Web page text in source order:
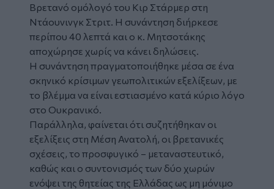
Βρετανό ομόλογό του Κιρ Στάρμερ στη
Ντάουνινγκ Στριτ. Η συνάντηση διήρκεσε
περίπου 40 λεπτά και ο κ. Μητσοτάκης
αποχώρησε χωρίς να κάνει δηλώσεις.
Η συνάντηση πραγματοποιήθηκε μέσα σε ένα
σκηνικό κρίσιμων γεωπολιτικών εξελίξεων, με
το βλέμμα να είναι εστιασμένο κατά κύριο λόγο
στο Ουκρανικό.
Παράλληλα, φαίνεται ότι συζητήθηκαν οι
εξελίξεις στη Μέση Ανατολή, οι βρετανικές
σχέσεις, το προσφυγικό – μεταναστευτικό,
καθώς και ο συντονισμός των δύο χωρών
ενόψει της θητείας της Ελλάδας ως μη μόνιμο